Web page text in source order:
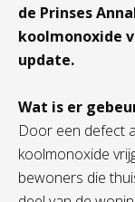
de Prinses
koolmonoxide
update.
Wat is er
Door een defect
koolmonoxide
bewoners die